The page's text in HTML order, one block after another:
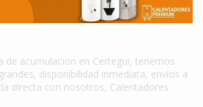
de acumulacion en Certegui, tenemos
disponibilidad inmediata, envíos a
directa con nosotros, Calentadores